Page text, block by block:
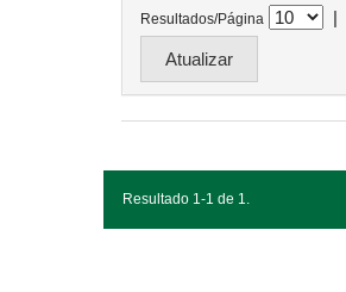
Resultados/Página |
Resultado 1-1 de 1.